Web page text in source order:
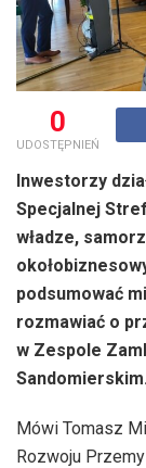
0
UDOSTĘPNIEŃ
Inwestorzy
Specjalnej
władze,
podsumować
rozmawiać o
w Zespole
Sandomierskim.
Mówi Tomasz
Rozwoju